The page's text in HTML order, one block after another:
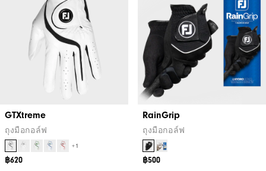
GTXtreme
ถุงมือกอล์ฟ
+1
฿620
RainGrip
ถุงมือกอล์ฟ
฿500